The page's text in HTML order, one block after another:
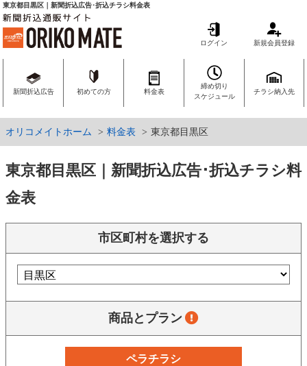
東京都目黒区｜新聞折込広告･折込チラシ料金表
ログイン 新規会員登録
新聞折込広告 初めての方 料金表
締め切り
スケジュール
チラシ納入先
オリコメイトホーム 料金表 東京都目黒区
東京都目黒区｜新聞折込広告･折込チラシ料
金表
市区町村を選択する
商品とプラン
ペラチラシ